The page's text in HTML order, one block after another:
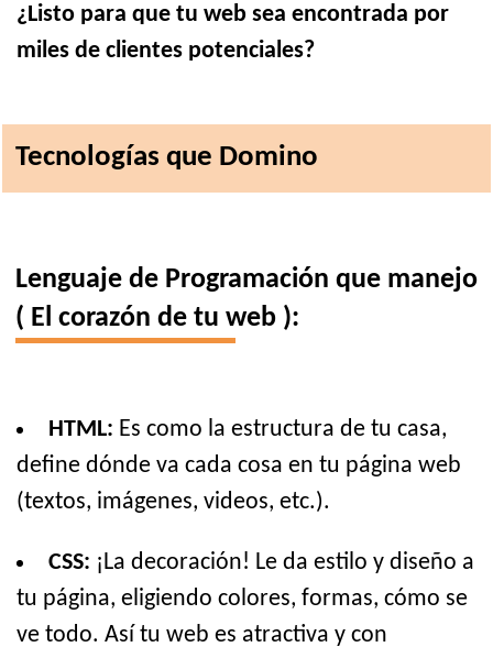
¿Listo para que tu web sea encontrada por
miles de clientes potenciales?
Tecnologías que Domino
Lenguaje de Programación que manejo
( El corazón de tu web ):
HTML: Es como la estructura de tu casa,
define dónde va cada cosa en tu página web
(textos, imágenes, videos, etc.).
CSS: ¡La decoración! Le da estilo y diseño a
tu página, eligiendo colores, formas, cómo se
ve todo. Así tu web es atractiva y con